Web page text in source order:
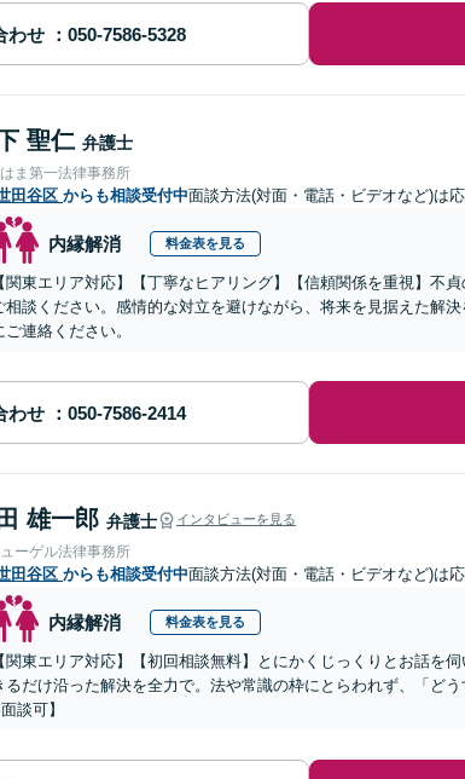
わせ
聖仁 弁護士
ま第一法律事務所
田谷区 からも相談受付中面談方法(対面・電話・ビデオなど)は
内縁解消 料金表を見る
【関東エリア対応】【丁寧なヒアリング】【信頼関係を重視】不
相談ください。感情的な対立を避けながら、将来を見据えた解
ご連絡ください。
わせ
雄一郎 弁護士 インタビューを見る
ーゲル法律事務所
田谷区 からも相談受付中面談方法(対面・電話・ビデオなど)は
内縁解消 料金表を見る
【関東エリア対応】【初回相談無料】とにかくじっくりとお話を
るだけ沿った解決を全力で。法や常識の枠にとらわれず、「ど
談可】